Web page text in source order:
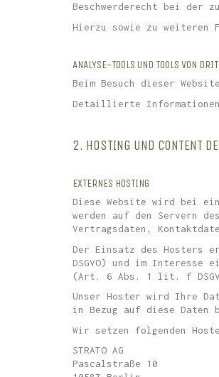
Beschwerderecht bei der
Hierzu sowie zu weiteren
ANALYSE-TOOLS UND TOOLS VON
Beim Besuch dieser
Detaillierte Informationen
2. HOSTING UND CONTENT
EXTERNES HOSTING
Diese Website wird bei
werden auf den Servern
Vertragsdaten,
Der Einsatz des Hosters
DSGVO) und im
(Art. 6 Abs. 1 lit. f
Unser Hoster wird Ihre
in Bezug auf diese Daten
Wir setzen folgenden
STRATO AG
Pascalstraße 10